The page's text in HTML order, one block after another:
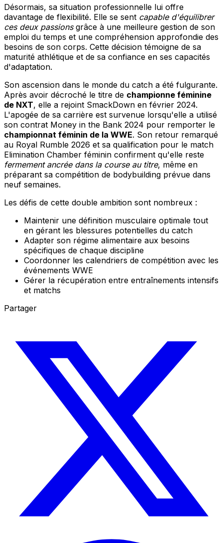
Désormais, sa situation professionnelle lui offre
davantage de flexibilité. Elle se sent capable d'équilibrer
ces deux passionsgrâce à une meilleure gestion de son
emploi du temps et une compréhension approfondie des
besoins de son corps. Cette décision témoigne de sa
maturité athlétique et de sa confiance en ses capacités
d'adaptation.
Son ascension dans le monde du catch a été fulgurante.
Après avoir décroché le titre de championne féminine
de NXT, elle a rejoint SmackDown en février 2024.
L'apogée de sa carrière est survenue lorsqu'elle a utilisé
son contrat Money in the Bank 2024 pour remporter le
championnat féminin de la WWE. Son retour remarqué
au Royal Rumble 2026 et sa qualification pour le match
Elimination Chamber féminin confirment qu'elle reste
fermement ancrée dans la course au titre, même en
préparant sa compétition de bodybuilding prévue dans
neuf semaines.
Les défis de cette double ambition sont nombreux :
Maintenir une définition musculaire optimale tout
en gérant les blessures potentielles du catch
Adapter son régime alimentaire aux besoins
spécifiques de chaque discipline
Coordonner les calendriers de compétition avec les
événements WWE
Gérer la récupération entre entraînements intensifs
et matchs
Partager